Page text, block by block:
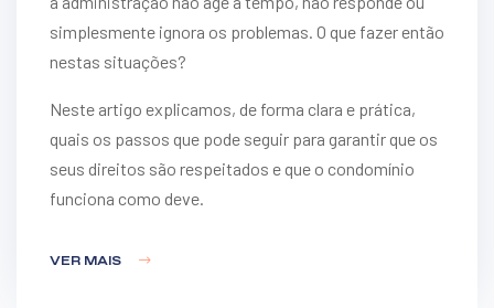
simplesmente ignora os problemas. O que fazer então
nestas situações?
Neste artigo explicamos, de forma clara e prática,
quais os passos que pode seguir para garantir que os
seus direitos são respeitados e que o condomínio
funciona como deve.
VER MAIS